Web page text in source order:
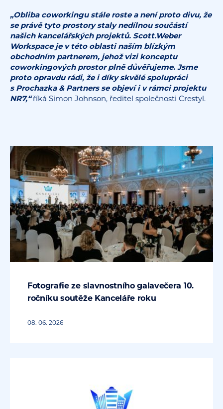
„Obliba coworkingu stále roste a není proto divu, že
se právě tyto prostory staly nedílnou součástí
našich kancelářských projektů. Scott.Weber
Workspace je v této oblasti naším blízkým
obchodním partnerem, jehož vizi konceptu
coworkingových prostor plně důvěřujeme. Jsme
proto opravdu rádi, že i díky skvělé spolupráci
s Prochazka & Partners se objeví i v rámci projektu
NR7,“říká Simon Johnson, ředitel společnosti Crestyl.
Fotografie ze slavnostního galavečera 10.
ročníku soutěže Kanceláře roku
08. 06. 2026